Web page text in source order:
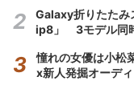
Galaxy折りたた
ip8」 3モデル同
憧れの女優は小
x新人発掘オーデ